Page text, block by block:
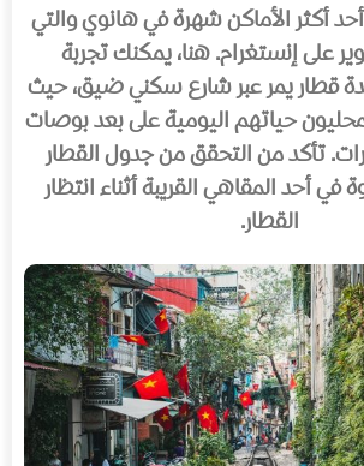
أكثر الأماكن شهرة في هانوي والتي
على إنستغرام. هنا، يمكنك تجربة
قطار يمر عبر شارع سكني ضيق، حيث
حياتهم اليومية على بعد بوصات
تأكد من التحقق من جدول القطار
في أحد المقاهي القريبة أثناء انتظار
القطار.